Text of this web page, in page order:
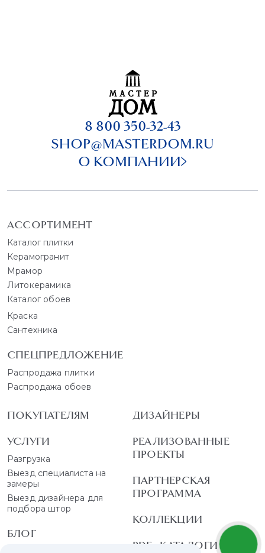
8 800 350-32-43
SHOP@MASTERDOM.RU
О КОМПАНИИ
АССОРТИМЕНТ
Каталог плитки
Керамогранит
Мрамор
Литокерамика
Каталог обоев
Краска
Сантехника
СПЕЦПРЕДЛОЖЕНИЕ
Распродажа плитки
Распродажа обоев
ПОКУПАТЕЛЯМ
УСЛУГИ
Разгрузка
Выезд специалиста на
замеры
Выезд дизайнера для
подбора штор
БЛОГ
ДИЗАЙНЕРЫ
РЕАЛИЗОВАННЫЕ
ПРОЕКТЫ
ПАРТНЕРСКАЯ
ПРОГРАММА
КОЛЛЕКЦИИ
PDF - КАТАЛОГИ